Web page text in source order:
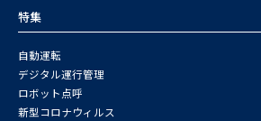
特集
自動運転
デジタル運行管理
ロボット点呼
新型コロナウィルス